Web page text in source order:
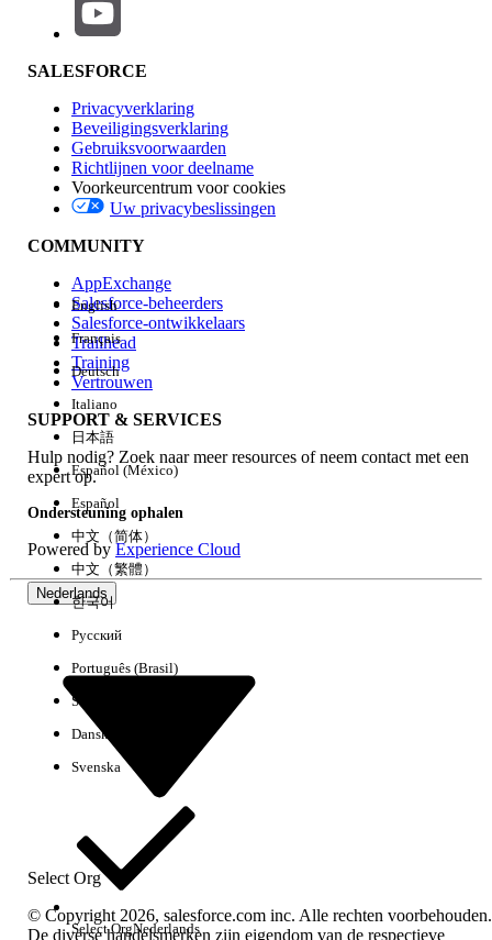
SALESFORCE
Privacyverklaring
Beveiligingsverklaring
Gebruiksvoorwaarden
Richtlijnen voor deelname
Voorkeurcentrum voor cookies
Uw privacybeslissingen
COMMUNITY
AppExchange
Salesforce-beheerders
Salesforce-ontwikkelaars
Trailhead
Training
Vertrouwen
SUPPORT & SERVICES
Hulp nodig? Zoek naar meer resources of neem contact met een
expert op.
Ondersteuning ophalen
Powered byExperience Cloud
Nederlands
Select Org
English
Français
Deutsch
Italiano
日本語
Español (México)
Español
中文（简体）
中文（繁體）
한국어
Русский
Português (Brasil)
Suomi
Dansk
Svenska
Select OrgNederlands
© Copyright 2026, salesforce.com inc. Alle rechten voorbehouden.
De diverse handelsmerken zijn eigendom van de respectieve